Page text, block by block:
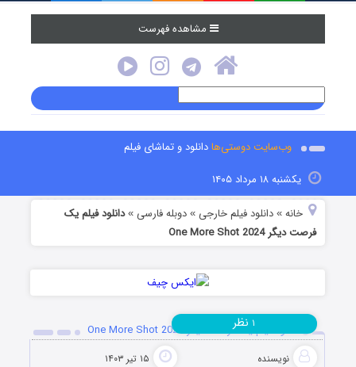
مشاهده فهرست
وب‌سایت دوستی‌هادانلود و تماشای فیلم
یکشنبه ۱۸ مرداد ۱۴۰۵
خانه »دانلود فیلم خارجی »دوبله فارسی »دانلود فیلم یک
فرصت دیگر One More Shot 2024
دانلود فیلم یک فرصت دیگر One More Shot 2024
نویسنده ۱۵ تیر ۱۴۰۳
۱ نظر